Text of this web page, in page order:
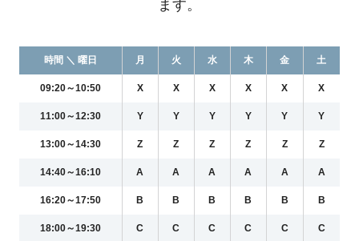
ます。
時間 ＼ 曜日 月 火 水 木 金 土
09:20～10:50 X X X X X X
11:00～12:30 Y Y Y Y Y Y
13:00～14:30 Z Z Z Z Z Z
14:40～16:10 A A A A A A
16:20～17:50 B B B B B B
18:00～19:30 C C C C C C